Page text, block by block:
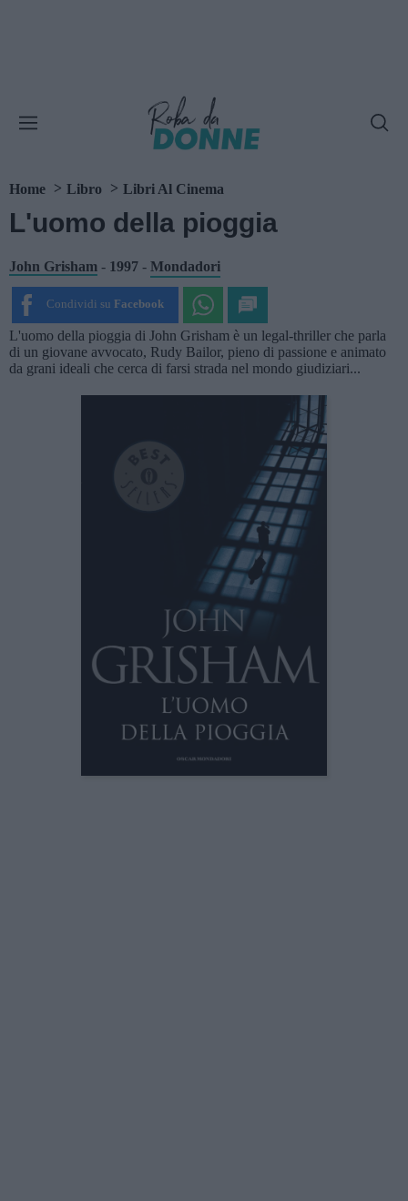
Home Libro Libri Al Cinema
L'uomo della pioggia
John Grisham - 1997 - Mondadori
Condividi su Facebook
L'uomo della pioggia di John Grisham è un legal-thriller che parla
di un giovane avvocato, Rudy Bailor, pieno di passione e animato
da grani ideali che cerca di farsi strada nel mondo giudiziari...